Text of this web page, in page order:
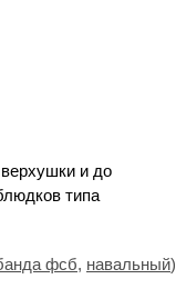
и до
типа
фсб, навальный)